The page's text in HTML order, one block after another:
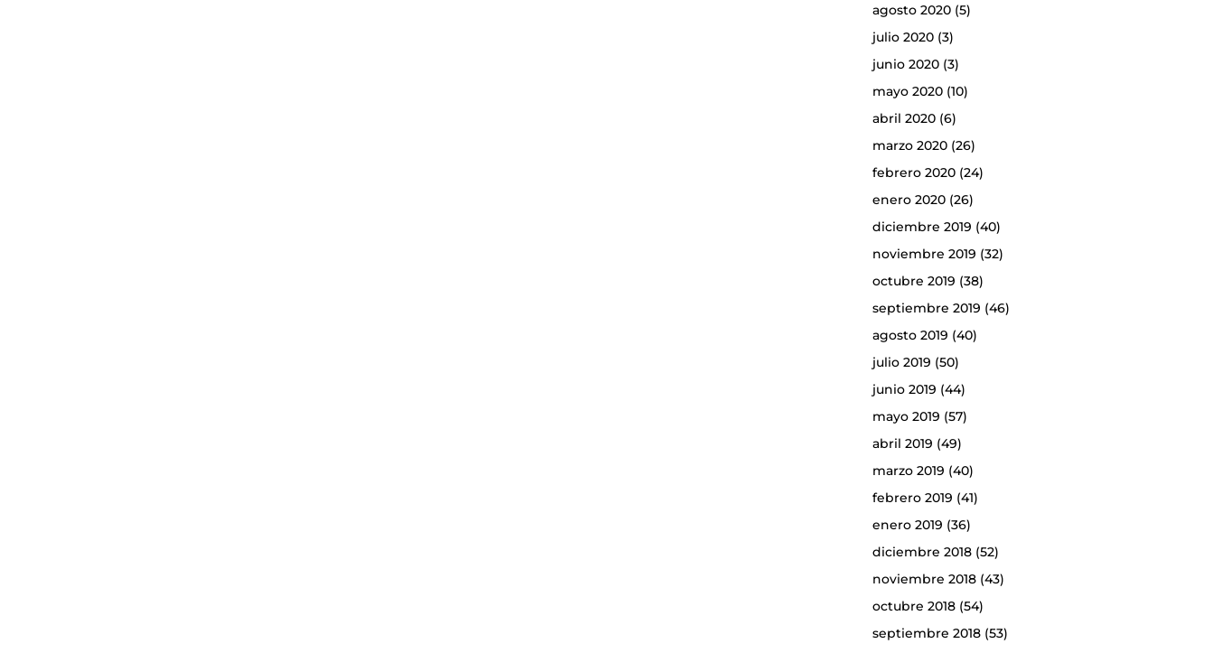
agosto 2020(5)
julio 2020(3)
junio 2020(3)
mayo 2020(10)
abril 2020(6)
marzo 2020(26)
febrero 2020(24)
enero 2020(26)
diciembre 2019 (40)
noviembre 2019 (32)
octubre 2019 (38)
septiembre 2019 (46)
agosto 2019 (40)
julio 2019 (50)
junio 2019 (44)
mayo 2019 (57)
abril 2019 (49)
marzo 2019 (40)
febrero 2019 (41)
enero 2019 (36)
diciembre 2018(52)
noviembre 2018(43)
octubre 2018(54)
septiembre 2018(53)